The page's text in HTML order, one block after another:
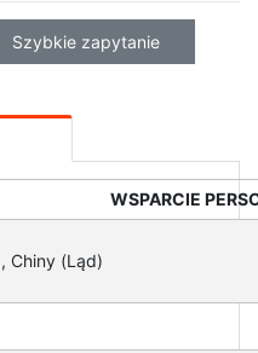
Szybkie zapytanie
WSPARCIE
Chiny (Ląd)